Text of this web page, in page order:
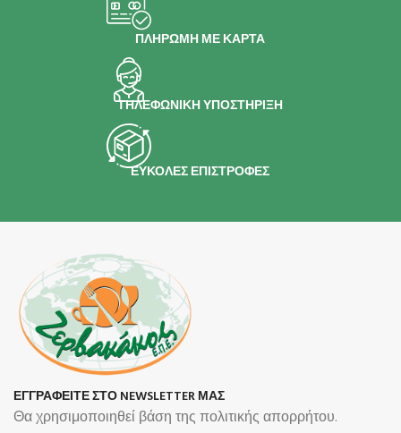
ΠΛΗΡΩΜΗ ΜΕ ΚΑΡΤΑ
ΤΗΛΕΦΩΝΙΚΗ ΥΠΟΣΤΗΡΙΞΗ
ΕΥΚΟΛΕΣ ΕΠΙΣΤΡΟΦΕΣ
ΕΓΓΡΑΦΕΙΤΕ ΣΤΟ NEWSLETTER ΜΑΣ
Θα χρησιμοποιηθεί βάση της πολιτικής απορρήτου.